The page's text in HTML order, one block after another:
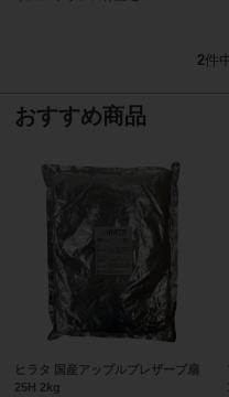
2件
おすすめ商品
ヒラタ 国産アップルプレザーブ扇
25H 2kg